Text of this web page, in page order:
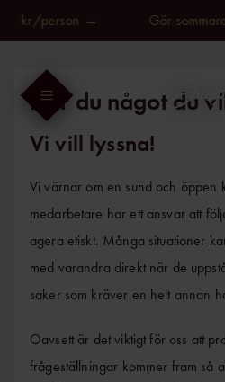
Fortsätt
till
innehållet
person → Gör
Har du något du
Vi vill lyssna!
Vi värnar om en sund och öppen
medarbetare har ett ansvar att
agera etiskt. Många situationer
med varandra direkt när de
saker som kräver en helt annan
Oavsett är det viktigt för oss att
frågeställningar kommer fram så